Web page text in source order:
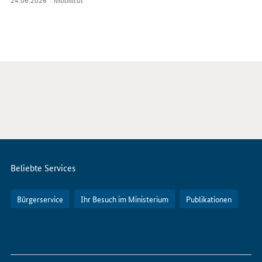
Servicemenü
Beliebte Services
Bürgerservice Ihr Besuch im Ministerium Publikationen